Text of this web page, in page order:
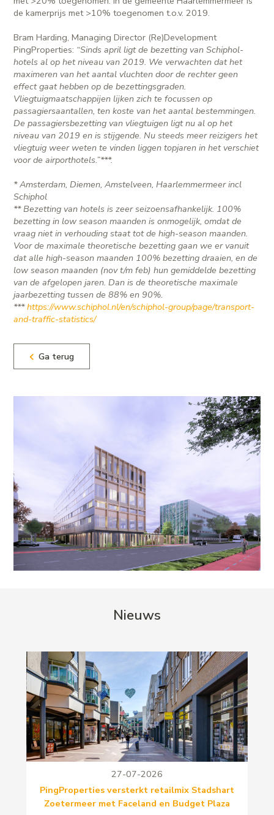
de kamerprijs met >10% toegenomen t.o.v. 2019.
Bram Harding, Managing Director (Re)Development
PingProperties: “Sinds april ligt de bezetting van Schiphol-
hotels al op het niveau van 2019. We verwachten dat het
maximeren van het aantal vluchten door de rechter geen
effect gaat hebben op de bezettingsgraden.
Vliegtuigmaatschappijen lijken zich te focussen op
passagiersaantallen, ten koste van het aantal bestemmingen.
De passagiersbezetting van vliegtuigen ligt nu al op het
niveau van 2019 en is stijgende. Nu steeds meer reizigers het
vliegtuig weer weten te vinden liggen topjaren in het verschiet
voor de airporthotels.”***.
* Amsterdam, Diemen, Amstelveen, Haarlemmermeer incl
Schiphol
** Bezetting van hotels is zeer seizoensafhankelijk. 100%
bezetting in low season maanden is onmogelijk, omdat de
vraag niet in verhouding staat tot de high-season maanden.
Voor de maximale theoretische bezetting gaan we er vanuit
dat alle high-season maanden 100% bezetting draaien, en de
low season maanden (nov t/m feb) hun gemiddelde bezetting
van de afgelopen jaren. Dan is de theoretische maximale
jaarbezetting tussen de 88% en 90%.
***https://www.schiphol.nl/en/schiphol-group/page/transport-
and-traffic-statistics/
Ga terug
Nieuws
27-07-2026
PingProperties versterkt retailmix Stadshart
Zoetermeer met Faceland en Budget Plaza